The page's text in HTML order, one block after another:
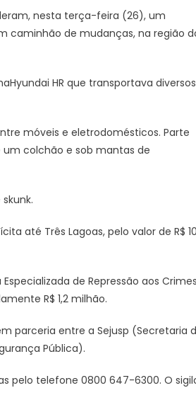
nesta terça-feira (26), um
caminhão de mudanças, na região
HR que transportava diversos
móveis e eletrodomésticos. Parte
colchão e sob mantas de
até Três Lagoas, pelo valor de R$
de Repressão aos
R$ 1,2 milhão.
parceria entre a Sejusp (Secretaria
Pública).
pelo telefone 0800 647-6300. O